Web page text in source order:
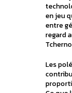
en jeu
entre
regard
Les